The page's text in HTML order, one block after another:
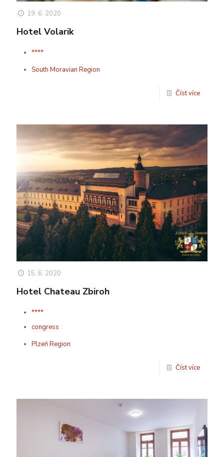
19. 6. 2020
Hotel Volarik
****
South Moravian Region
Číst více
15. 6. 2020
Hotel Chateau Zbiroh
****
congress
Plzeň Region
Číst více